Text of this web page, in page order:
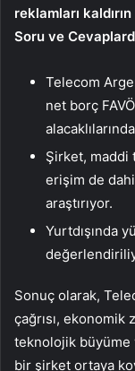
reklamları kaldırın
Soru ve
Telecom
net borç
Şirket, maddi
erişim de
araştırıyor.
Yurtdışında
Sonuç olarak,
çağrısı, ekonomik
teknolojik büyüme
bir şirket ortaya